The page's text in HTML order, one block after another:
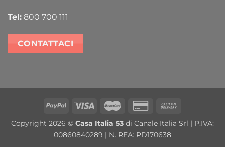
Tel: 800 700 111
CONTATTACI
PayPal Visa MasterCardCredit
2
Delivery
Copyright 2026 © Casa Italia 53 di Canale Italia Srl | P.IVA:
00860840289 | N. REA: PD170638